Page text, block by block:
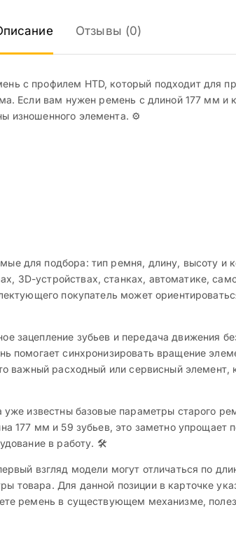
Отзывы (0)
с профилем HTD, который подходит для
Если вам нужен ремень с длиной 177 мм и
изношенного элемента. ⚙️
для подбора: тип ремня, длину, высоту и
устройствах, станках, автоматике,
покупатель может
зацепление зубьев и передача движения
помогает синхронизировать вращение
важный расходный или сервисный
известны базовые параметры старого
177 мм и 59 зубьев, это заметно
в работу. 🛠️
взгляд модели могут отличаться по
товара. Для данной позиции в карточке
ремень в существующем механизме,